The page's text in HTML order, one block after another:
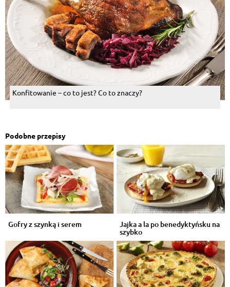
Konfitowanie – co to jest? Co to znaczy?
Podobne przepisy
Gofry z szynką i serem Jajka a la po benedyktyńsku na
szybko